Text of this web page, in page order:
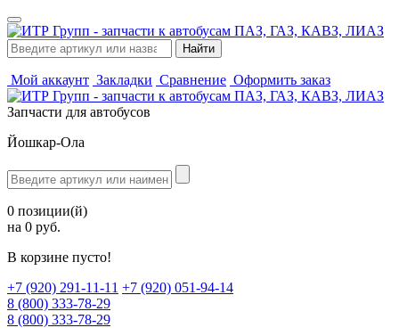
Мой аккаунт Закладки Сравнение Оформить заказ
Запчасти для автобусов
Йошкар-Ола
0 позиции(й)
на 0 руб.
В корзине пусто!
‪+7 (920) 291-11-11 +7 (920) 051-94-14
8 (800) 333-78-29
8 (800) 333-78-29